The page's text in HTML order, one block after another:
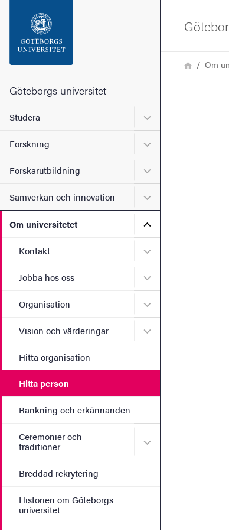
Sidfoten
Om webbplatsen
Göteborgs universitet
Studera Undermeny för
Forskning Undermeny för
Forskarutbildning Undermeny för
Samverkan och innovation Undermeny för
Om universitetet Undermeny för
Kontakt Undermeny för
Jobba hos oss Undermeny för
Organisation Undermeny för
Vision och värderingar Undermeny för
Hitta organisation
Hitta person
Rankning och erkännanden
Ceremonier och
traditioner
Undermeny för
Breddad rekrytering
Historien om Göteborgs
universitet
LänkstigHemOm